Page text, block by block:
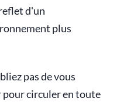
d'un
plus
pas de vous
circuler en toute